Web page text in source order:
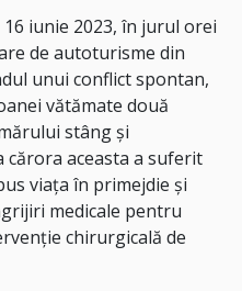
iunie 2023, în jurul orei
de autoturisme din
unui conflict spontan,
vătămate două
stâng și
aceasta a suferit
viața în primejdie și
medicale pentru
chirurgicală de